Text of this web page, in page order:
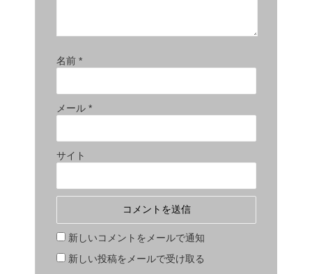
名前 *
メール *
サイト
新しいコメントをメールで通知
新しい投稿をメールで受け取る